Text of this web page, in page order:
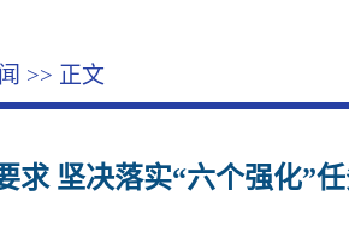
>> 正文
求 坚决落实“六个强化”